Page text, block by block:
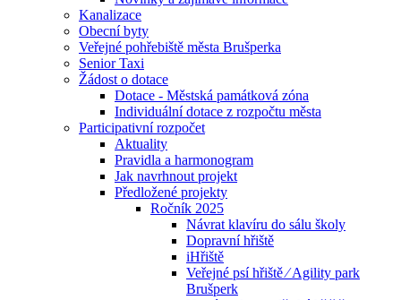
Kanalizace
Obecní byty
Veřejné pohřebiště města Brušperka
Senior Taxi
Žádost o dotace
Dotace - Městská památková zóna
Individuální dotace z rozpočtu města
Participativní rozpočet
Aktuality
Pravidla a harmonogram
Jak navrhnout projekt
Předložené projekty
Ročník 2025
Návrat klavíru do sálu školy
Dopravní hřiště
iHřiště
Veřejné psí hřiště ⁄ Agility park
Brušperk